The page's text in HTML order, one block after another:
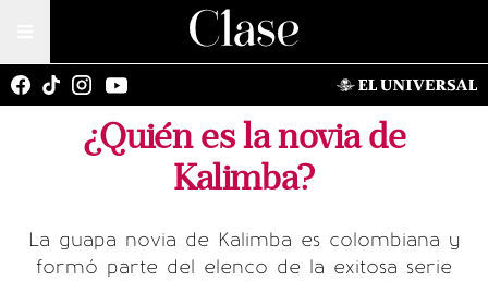
¿Quién es la novia de
Kalimba?
La guapa novia de Kalimba es colombiana y
formó parte del elenco de la exitosa serie